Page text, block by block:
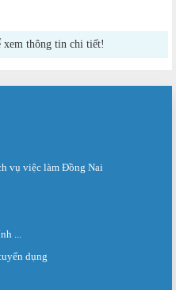
xem thông tin chi tiết!
vụ việc làm Đồng Nai
...
dụng
Hơn 4.300 cơ hội...
việc làm Đồng Nai tổ chức Sàn giao